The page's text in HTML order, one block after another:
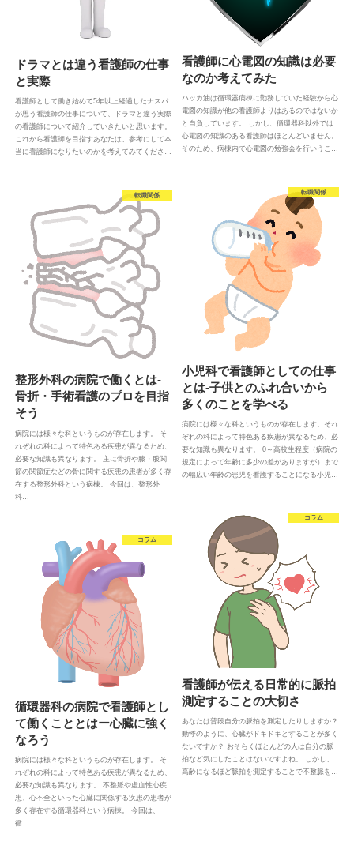
ドラマとは違う看護師の仕事
と実際
看護師として働き始めて5年以上経過したナスパ
が思う看護師の仕事について、ドラマと違う実際
の看護師について紹介していきたいと思います。
これから看護師を目指すあなたは、参考にして本
当に看護師になりたいのかを考えてみてくださ…
看護師に心電図の知識は必要
なのか考えてみた
ハッカ油は循環器病棟に勤務していた経験から心
電図の知識が他の看護師よりはあるのではないか
と自負しています。 しかし、循環器科以外では
心電図の知識のある看護師はほとんどいません。
そのため、病棟内で心電図の勉強会を行いうこ…
転職関係
小児科で看護師としての仕事
とは-子供とのふれ合いから
多くのことを学べる
病院には様々な科というものが存在します。それ
ぞれの科によって特色ある疾患が異なるため、必
要な知識も異なります。 0～高校生程度（病院の
規定によって年齢に多少の差がありますが）まで
の幅広い年齢の患児を看護することになる小児…
転職関係
整形外科の病院で働くとは-
骨折・手術看護のプロを目指
そう
病院には様々な科というものが存在します。 そ
れぞれの科によって特色ある疾患が異なるため、
必要な知識も異なります。 主に骨折や膝・股関
節の関節症などの骨に関する疾患の患者が多く存
在する整形外科という病棟。 今回は、整形外
科…
コラム
看護師が伝える日常的に脈拍
測定することの大切さ
あなたは普段自分の脈拍を測定したりしますか？
動悸のように、心臓がドキドキとすることが多く
ないですか？ おそらくほとんどの人は自分の脈
拍など気にしたことはないですよね。 しかし、
高齢になるほど脈拍を測定することで不整脈を…
コラム
循環器科の病院で看護師とし
て働くこととはー心臓に強く
なろう
病院には様々な科というものが存在します。 そ
れぞれの科によって特色ある疾患が異なるため、
必要な知識も異なります。 不整脈や虚血性心疾
患、心不全といった心臓に関係する疾患の患者が
多く存在する循環器科という病棟。 今回は、
循…